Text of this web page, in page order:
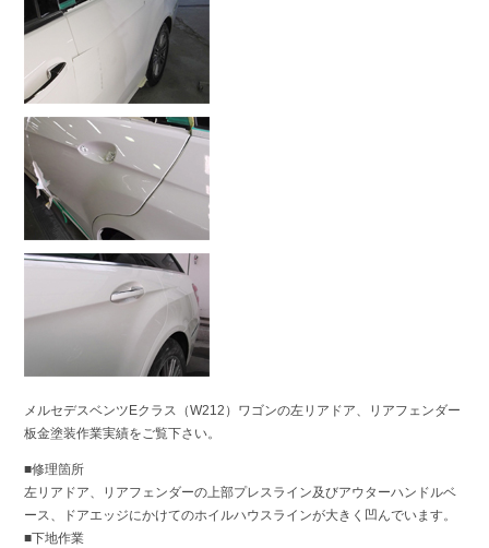
メルセデスベンツEクラス（W212）ワゴンの左リアドア、リアフェンダー
板金塗装作業実績をご覧下さい。
■修理箇所
左リアドア、リアフェンダーの上部プレスライン及びアウターハンドルベ
ース、ドアエッジにかけてのホイルハウスラインが大きく凹んでいます。
■下地作業